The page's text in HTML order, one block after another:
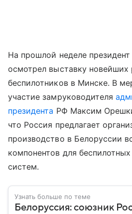
На прошлой неделе
осмотрел выставку новейших
беспилотников в Минске. В
участие замруководителя
президента РФ Максим
что Россия предлагает
производство в Белоруссии
компонентов для
систем.
Узнать больше по теме
Белоруссия: союзник